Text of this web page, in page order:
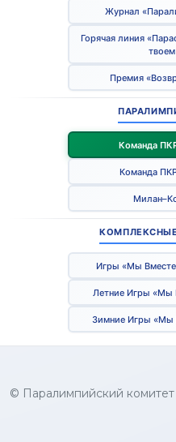
Журнал
Горячая линия
Премия
Команда
Команда
Игры «Мы
Летние Игры «Мы
Зимние Игры «Мы
© Паралимпийский комитет